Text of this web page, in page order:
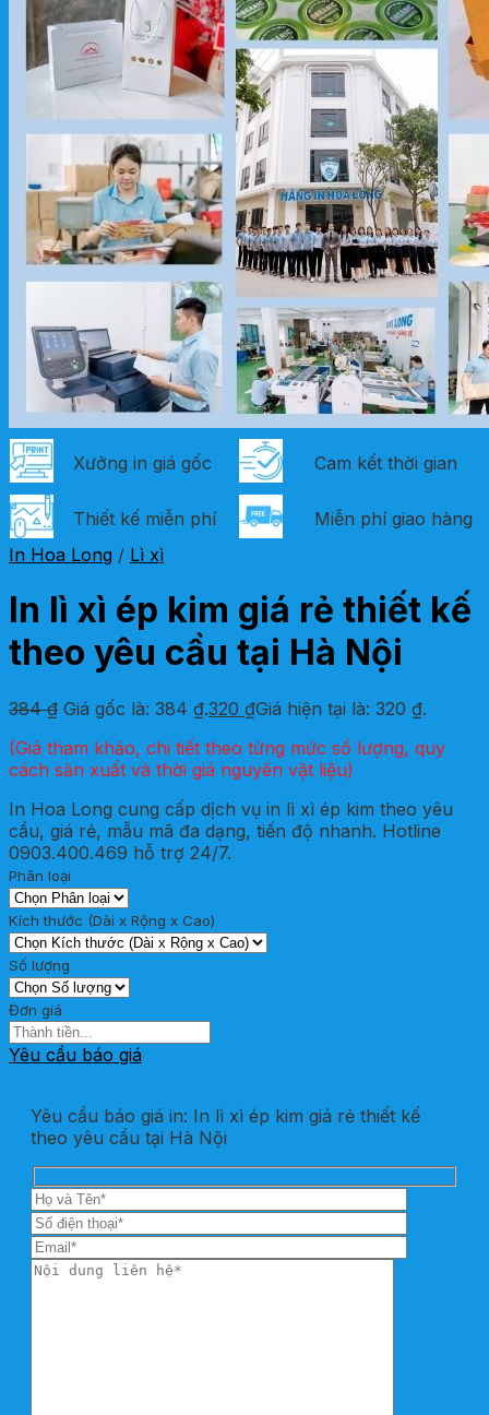
Xưởng in giá gốc Cam kết thời gian
Thiết kế miễn phí
Miễn phí giao hàng
In Hoa Long / Lì xì
In lì xì ép kim giá rẻ thiết kế
theo yêu cầu tại Hà Nội
384₫ Giá gốc là: 384 ₫.320 ₫Giá hiện tại là: 320 ₫.
(Giá tham khảo, chi tiết theo từng mức số lượng, quy
cách sản xuất và thời giá nguyên vật liệu)
In Hoa Long cung cấp dịch vụ in lì xì ép kim theo yêu
cầu, giá rẻ, mẫu mã đa dạng, tiến độ nhanh. Hotline
0903.400.469 hỗ trợ 24/7.
Phân loại
Kích thước (Dài x Rộng x Cao)
Số lượng
Đơn giá
Yêu cầu báo giá
Yêu cầu báo giá in: In lì xì ép kim giá rẻ thiết kế
theo yêu cầu tại Hà Nội